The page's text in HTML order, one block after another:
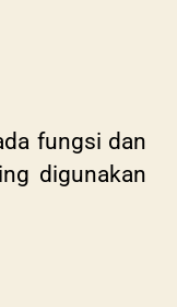
fungsi dan
digunakan